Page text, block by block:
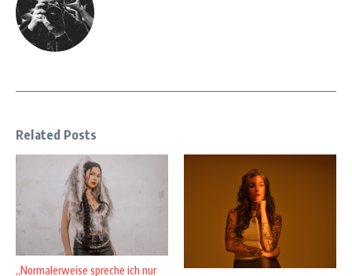
Related Posts
„Normalerweise spreche ich nur